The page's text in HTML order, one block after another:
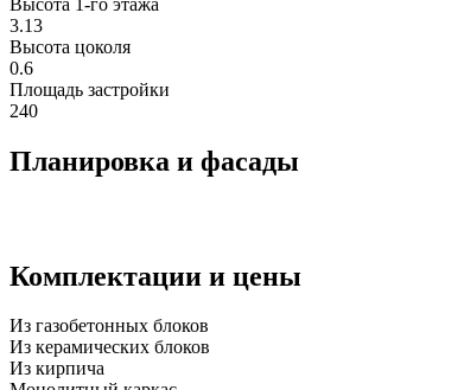
3.13
Высота цоколя
0.6
Площадь застройки
240
Планировка и фасады
Комплектации и цены
Из газобетонных блоков
Из керамических блоков
Из кирпича